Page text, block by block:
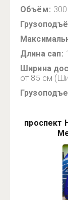
Объём
300
Длина сап
Ширина
от 85 см
проспект